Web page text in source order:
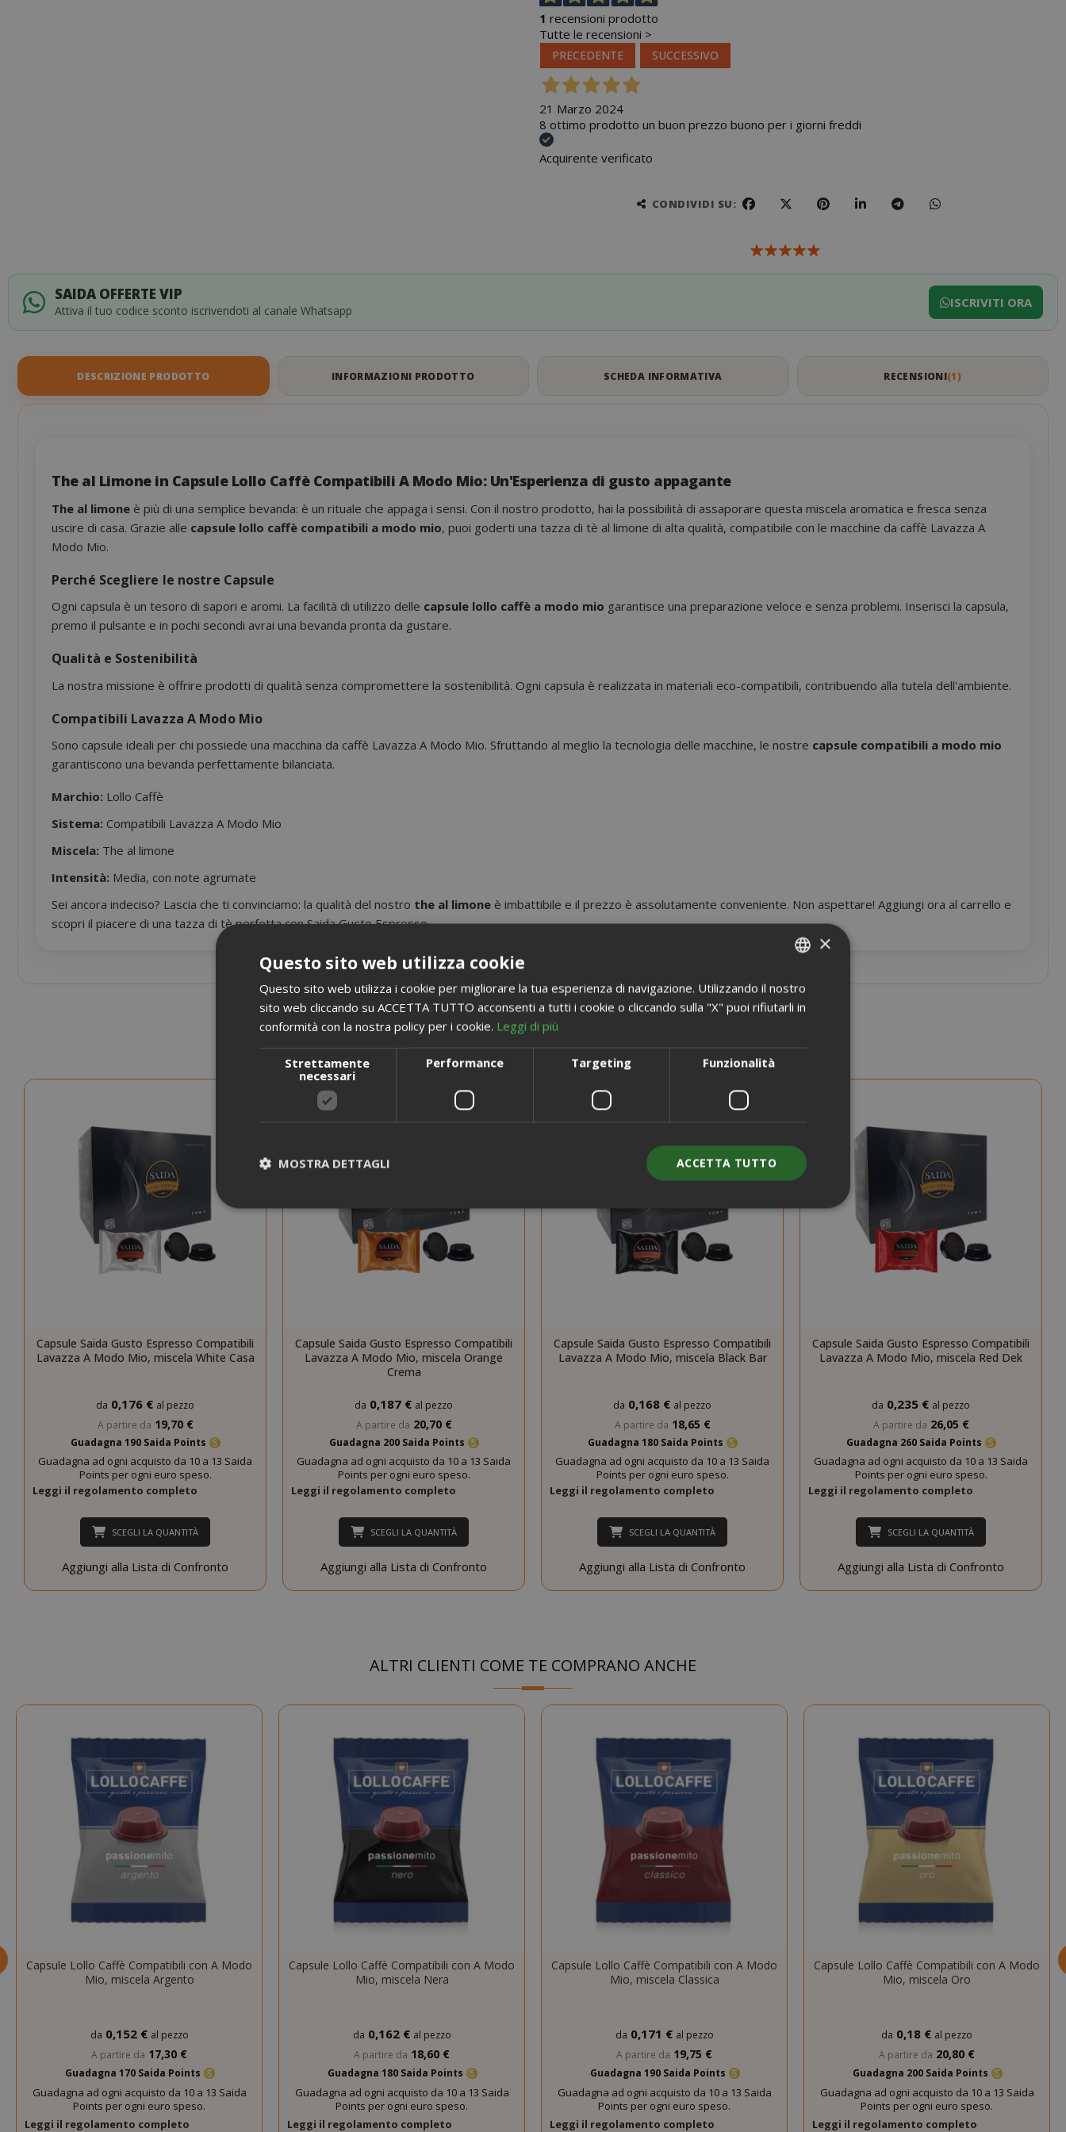
1 recensioni prodotto
Tutte le recensioni >
PRECEDENTE SUCCESSIVO
21 Marzo 2024
8 ottimo prodotto un buon prezzo buono per i giorni freddi
Acquirente verificato
CONDIVIDI SU:
SAIDA OFFERTE VIP
Attiva il tuo codice sconto iscrivendoti al canale Whatsapp
ISCRIVITI ORA
DESCRIZIONE PRODOTTO
The al Limone in Capsule Lollo Caffè Compatibili A Modo Mio: Un'Esperienza di gusto appagante
The al limone è più di una semplice bevanda: è un rituale che appaga i sensi. Con il nostro prodotto, hai la possibilità di assaporare questa miscela aromatica e fresca senza
uscire di casa. Grazie alle capsule lollo caffè compatibili a modo mio, puoi goderti una tazza di tè al limone di alta qualità, compatibile con le macchine da caffè Lavazza A
Modo Mio.
Perché Scegliere le nostre Capsule
Ogni capsula è un tesoro di sapori e aromi. La facilità di utilizzo delle capsule lollo caffè a modo mio garantisce una preparazione veloce e senza problemi. Inserisci la capsula,
premo il pulsante e in pochi secondi avrai una bevanda pronta da gustare.
Qualità e Sostenibilità
La nostra missione è offrire prodotti di qualità senza compromettere la sostenibilità. Ogni capsula è realizzata in materiali eco-compatibili, contribuendo alla tutela dell'ambiente.
Compatibili Lavazza A Modo Mio
Sono capsule ideali per chi possiede una macchina da caffè Lavazza A Modo Mio. Sfruttando al meglio la tecnologia delle macchine, le nostre capsule compatibili a modo mio
garantiscono una bevanda perfettamente bilanciata.
Marchio: Lollo Caffè
Sistema: Compatibili Lavazza A Modo Mio
Miscela: The al limone
Intensità: Media, con note agrumate
Sei ancora indeciso? Lascia che ti convinciamo: la qualità del nostro the al limone è imbattibile e il prezzo è assolutamente conveniente. Non aspettare! Aggiungi ora al carrello e
scopri il piacere di una tazza di tè perfetta con Saida Gusto Espresso.
INFORMAZIONI PRODOTTO SCHEDA INFORMATIVA RECENSIONI 1
POTREBBE INTERESSARTI ANCHE...
Capsule Saida Gusto Espresso Compatibili
Lavazza A Modo Mio, miscela White Casa
da 0,176 € al pezzo
A partire da 19,70 €
Guadagna 190 Saida Points
Guadagna ad ogni acquisto da 10 a 13 Saida
Points per ogni euro speso.
Leggi il regolamento completo
SCEGLI LA QUANTITÀ
Aggiungi alla Lista di Confronto
Capsule Saida Gusto Espresso Compatibili
Lavazza A Modo Mio, miscela Orange
Crema
da 0,187 € al pezzo
A partire da 20,70 €
Guadagna 200 Saida Points
Guadagna ad ogni acquisto da 10 a 13 Saida
Points per ogni euro speso.
Leggi il regolamento completo
SCEGLI LA QUANTITÀ
Aggiungi alla Lista di Confronto
Capsule Saida Gusto Espresso Compatibili
Lavazza A Modo Mio, miscela Black Bar
da 0,168 € al pezzo
A partire da 18,65 €
Guadagna 180 Saida Points
Guadagna ad ogni acquisto da 10 a 13 Saida
Points per ogni euro speso.
Leggi il regolamento completo
SCEGLI LA QUANTITÀ
Aggiungi alla Lista di Confronto
Capsule Saida Gusto Espresso Compatibili
Lavazza A Modo Mio, miscela Red Dek
da 0,235 € al pezzo
A partire da 26,05 €
Guadagna 260 Saida Points
Guadagna ad ogni acquisto da 10 a 13 Saida
Points per ogni euro speso.
Leggi il regolamento completo
SCEGLI LA QUANTITÀ
Aggiungi alla Lista di Confronto
ALTRI CLIENTI COME TE COMPRANO ANCHE
Capsule Lollo Caffè Compatibili con A Modo
Mio, miscela Argento
da 0,152 € al pezzo
A partire da 17,30 €
Guadagna 170 Saida Points
Guadagna ad ogni acquisto da 10 a 13 Saida
Points per ogni euro speso.
Leggi il regolamento completo
Capsule Lollo Caffè Compatibili con A Modo
Mio, miscela Nera
da 0,162 € al pezzo
A partire da 18,60 €
Guadagna 180 Saida Points
Guadagna ad ogni acquisto da 10 a 13 Saida
Points per ogni euro speso.
Leggi il regolamento completo
Capsule Lollo Caffè Compatibili con A Modo
Mio, miscela Classica
da 0,171 € al pezzo
A partire da 19,75 €
Guadagna 190 Saida Points
Guadagna ad ogni acquisto da 10 a 13 Saida
Points per ogni euro speso.
Leggi il regolamento completo
Capsule Lollo Caffè Compatibili con A Modo
Mio, miscela Oro
da 0,18 € al pezzo
A partire da 20,80 €
Guadagna 200 Saida Points
Guadagna ad ogni acquisto da 10 a 13 Saida
Points per ogni euro speso.
Leggi il regolamento completo
ITALIAN
ENGLISH
×
Questo sito web utilizza cookie
Questo sito web utilizza i cookie per migliorare la tua esperienza di navigazione. Utilizzando il nostro
sito web cliccando su ACCETTA TUTTO acconsenti a tutti i cookie o cliccando sulla "X" puoi rifiutarli in
conformità con la nostra policy per i cookie. Leggi di più
Strettamente
necessari
Performance Targeting Funzionalità
ACCETTA TUTTO
MOSTRA DETTAGLI
Strettamente necessari Targeting Funzionalità
I cookie strettamente necessari consentono le funzionalità principali del sito web come l'accesso
1 anno
Questo è un
probabile che
per la gestione
CookieScriptConsent
2 giorni
Cookie-
cookie di
SADEVSESSID
.www.saidagustoespresso.com
59 minuti
58 secondi
_GRECAPTCHA
5 mesi 4
settimane
la sua analisi dei
cookie viene
dall'applicazione
Google Privacy Policy